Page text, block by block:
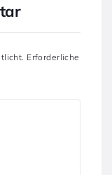
Erforderliche